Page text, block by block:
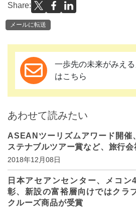
Share:
メールに転送
一歩先の未来がみえ
はこちら
あわせて読みたい
ASEANツーリズムアワード開催
ステナブルツアー賞など、旅行
2018年12月08日
日本アセアンセンター、メコ
彰、新設の富裕層向けではクラ
クルーズ商品が受賞